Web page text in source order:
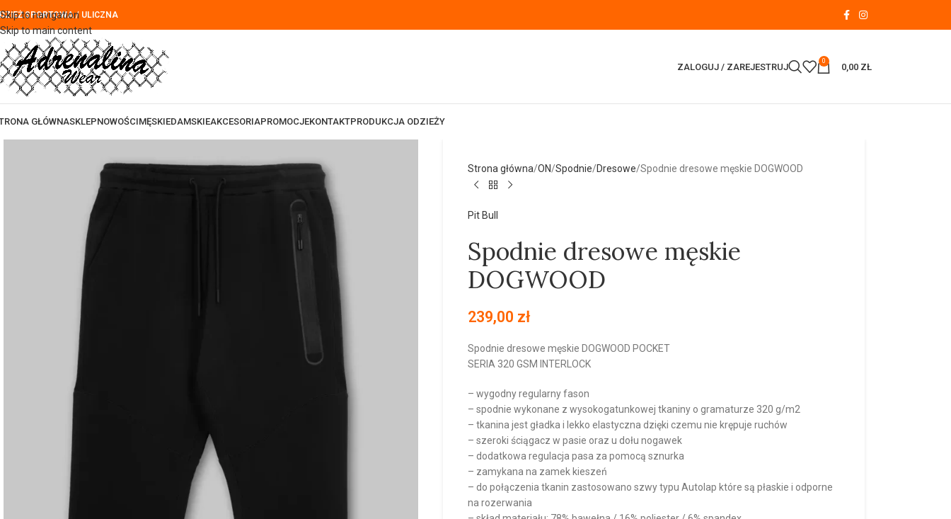
Skip to navigation
Skip to main content
SPORTOWA / ULICZNA
ZALOGUJ / ZAREJESTRUJ
0
0,00 ZŁ
GŁÓWNASKLEPNOWOŚCIMĘSKIEDAMSKIEAKCESORIAPROMOCJEKONTAKTPRODUKCJA ODZIEŻY
Strona główna ON Spodnie Dresowe Spodnie dresowe męskie DOGWOOD
Pit Bull
Spodnie dresowe męskie
DOGWOOD
239,00 zł
Spodnie dresowe męskie DOGWOOD POCKET
SERIA 320 GSM INTERLOCK
– wygodny regularny fason
– spodnie wykonane z wysokogatunkowej tkaniny o gramaturze 320 g/m2
– tkanina jest gładka i lekko elastyczna dzięki czemu nie krępuje ruchów
– szeroki ściągacz w pasie oraz u dołu nogawek
– dodatkowa regulacja pasa za pomocą sznurka
– zamykana na zamek kieszeń
– do połączenia tkanin zastosowano szwy typu Autolap które są płaskie i odporne
na rozerwania